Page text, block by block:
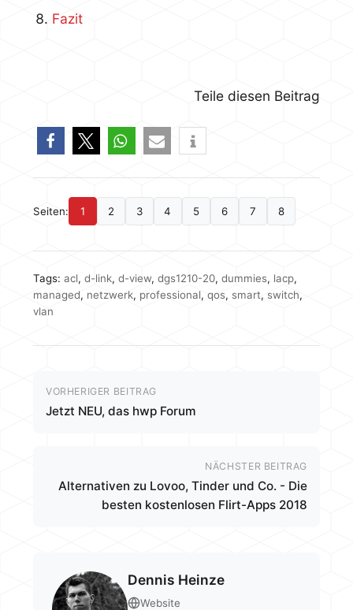
Fazit
Teile diesen Beitrag
Seiten: 1 2 3 4 5 6 7 8
Tags: acl, d-link, d-view, dgs1210-20, dummies, lacp,
managed, netzwerk, professional, qos, smart, switch,
vlan
VORHERIGER BEITRAG
Jetzt NEU, das hwp Forum
NÄCHSTER BEITRAG
Alternativen zu Lovoo, Tinder und Co. - Die
besten kostenlosen Flirt-Apps 2018
Dennis Heinze
Website